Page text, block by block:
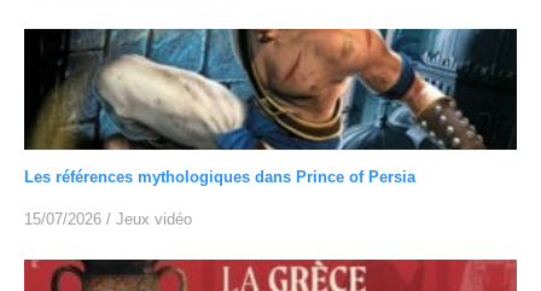
Les références mythologiques dans Prince of Persia
15/07/2026 / Jeux vidéo